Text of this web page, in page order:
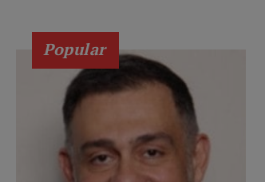
Popular